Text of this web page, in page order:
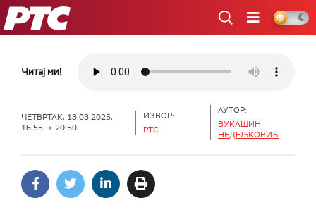
РТС
Читај ми!
ЧЕТВРТАК, 13.03.2025,
16:55 -> 20:50
ИЗВОР:
РТС
АУТОР:
ВУКАШИН
НЕДЕЉКОВИЋ